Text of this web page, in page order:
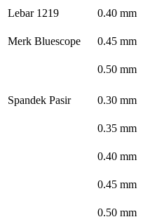
Lebar 1219 0.40 mm
Merk Bluescope 0.45 mm
0.50 mm
Spandek Pasir 0.30 mm
0.35 mm
0.40 mm
0.45 mm
0.50 mm